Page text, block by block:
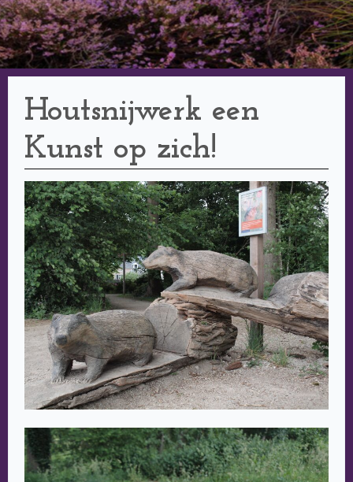
Houtsnijwerk een
Kunst op zich!